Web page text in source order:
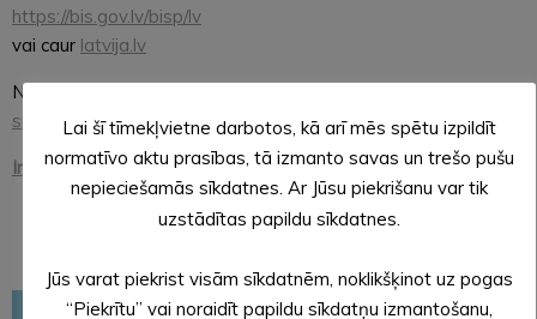
https://bis.gov.lv/bisp/lv
vai caur latvija.lv
Neskaidrību gadījumā, lūdzam vērsties pie
speciālistiem.
Informācija par būvvaldes pakalpojumiem
Lai šī tīmekļvietne darbotos, kā arī mēs spētu izpildīt
normatīvo aktu prasības, tā izmanto savas un trešo pušu
nepieciešamās sīkdatnes. Ar Jūsu piekrišanu var tik
uzstādītas papildu sīkdatnes.
Jūs varat piekrist visām sīkdatnēm, noklikšķinot uz pogas
“Piekrītu” vai noraidīt papildu sīkdatņu izmantošanu,